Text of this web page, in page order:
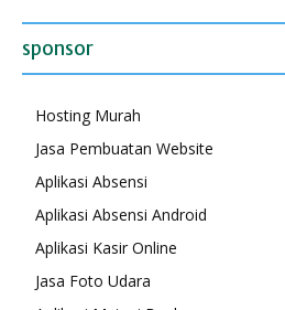
sponsor
Hosting Murah
Jasa Pembuatan Website
Aplikasi Absensi
Aplikasi Absensi Android
Aplikasi Kasir Online
Jasa Foto Udara